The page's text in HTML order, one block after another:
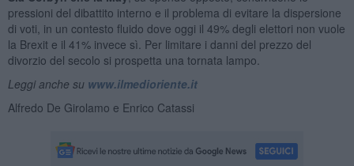
pressioni del dibattito interno e il problema di evitare la dispersione
di voti, in un contesto fluido dove oggi il 49% degli elettori non vuole
la Brexit e il 41% invece sì. Per limitare i danni del prezzo del
divorzio del secolo si prospetta una tornata lampo.
Leggi anche su www.ilmedioriente.it
Alfredo De Girolamo e Enrico Catassi